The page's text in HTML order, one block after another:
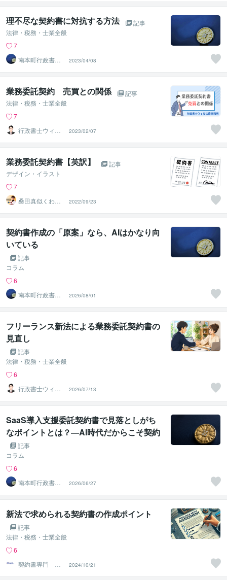
理不尽な契約書に対抗する方法
記事
法律・税務・士業全般
7
南本町行政書士
事務所
2023/04/08
業務委託契約 売買との関係
記事
法律・税務・士業全般
7
行政書士ウィル
法務事務所
2023/02/07
業務委託契約書【英訳】
記事
デザイン・イラスト
7
桑田真似くわた
ますに
2022/09/23
契約書作成の「原案」なら、AIはかなり向
いている
記事
コラム
6
南本町行政書士
事務所
2026/08/01
フリーランス新法による業務委託契約書の
見直し
記事
法律・税務・士業全般
6
行政書士ウィル
法務事務所
2026/07/13
SaaS導入支援委託契約書で見落としがち
なポイントとは？―AI時代だからこそ契約
書が重要です―
記事
コラム
6
南本町行政書士
事務所
2026/06/27
新法で求められる契約書の作成ポイント
記事
法律・税務・士業全般
6
契約書専門 ア
トラス行政書士
法人
2024/10/21